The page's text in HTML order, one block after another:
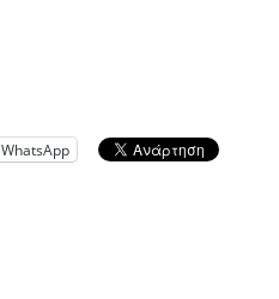
WhatsApp